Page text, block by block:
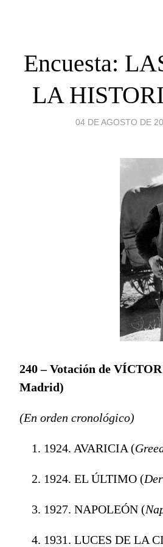
Encuesta:
LA
04 DE AGOSTO DE
240 – Votación de
Madrid)
(En orden cronológico)
1924. AVARICIA (
1924. EL ÚLTIMO (
1927. NAPOLEÓN (
1931. LUCES DE LA